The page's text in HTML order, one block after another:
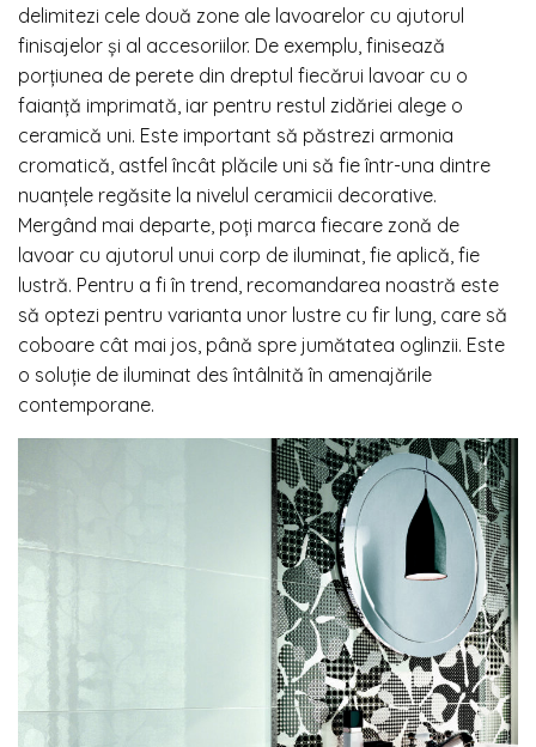
delimitezi cele două zone ale lavoarelor cu ajutorul
finisajelor și al accesoriilor. De exemplu, finisează
porțiunea de perete din dreptul fiecărui lavoar cu o
faianță imprimată, iar pentru restul zidăriei alege o
ceramică uni. Este important să păstrezi armonia
cromatică, astfel încât plăcile uni să fie într-una dintre
nuanțele regăsite la nivelul ceramicii decorative.
Mergând mai departe, poți marca fiecare zonă de
lavoar cu ajutorul unui corp de iluminat, fie aplică, fie
lustră. Pentru a fi în trend, recomandarea noastră este
să optezi pentru varianta unor lustre cu fir lung, care să
coboare cât mai jos, până spre jumătatea oglinzii. Este
o soluție de iluminat des întâlnită în amenajările
contemporane.